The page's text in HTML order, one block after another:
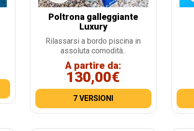
Poltrona galleggiante
Luxury
Rilassarsi a bordo piscina in
assoluta comodità..
A partire da:
130,00€
7 VERSIONI